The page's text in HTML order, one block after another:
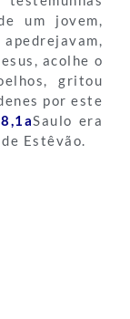
um jovem,
acolhe o
gritou
por este
8,1aSaulo era
Estêvão.